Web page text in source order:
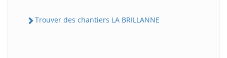
Trouver des chantiers LA BRILLANNE